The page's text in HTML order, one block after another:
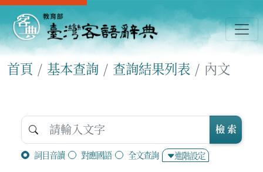
首頁 基本查詢 查詢結果列表 內文
詞目音讀 對應國語 全文查詢 進階設定
檢 索